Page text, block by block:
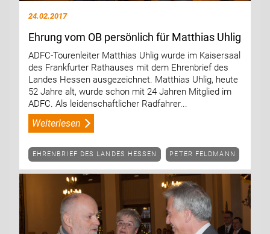
24.02.2017
Ehrung vom OB persönlich für Matthias Uhlig
ADFC-Tourenleiter Matthias Uhlig wurde im Kaisersaal
des Frankfurter Rathauses mit dem Ehrenbrief des
Landes Hessen ausgezeichnet. Matthias Uhlig, heute
52 Jahre alt, wurde schon mit 24 Jahren Mitglied im
ADFC. Als leidenschaftlicher Radfahrer...
Weiterlesen
EHRENBRIEF DES LANDES HESSEN PETER FELDMANN